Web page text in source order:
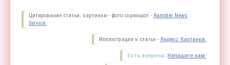
Цитирование статьи, картинки - фото скриншот - Rambler News
Service.
Иллюстрация к статье - Яндекс. Картинки.
Есть вопросы. Напишите нам.